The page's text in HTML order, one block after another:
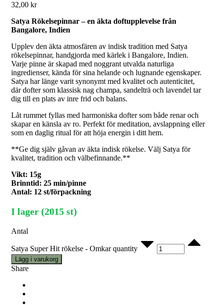
32,00 kr
Satya Rökelsepinnar – en äkta doftupplevelse från
Bangalore, Indien
Upplev den äkta atmosfären av indisk tradition med Satya
rökelsepinnar, handgjorda med kärlek i Bangalore, Indien.
Varje pinne är skapad med noggrant utvalda naturliga
ingredienser, kända för sina helande och lugnande egenskaper.
Satya har länge varit synonymt med kvalitet och autenticitet,
där dofter som klassisk nag champa, sandelträ och lavendel tar
dig till en plats av inre frid och balans.
Låt rummet fyllas med harmoniska dofter som både renar och
skapar en känsla av ro. Perfekt för meditation, avslappning eller
som en daglig ritual för att höja energin i ditt hem.
**Ge dig själv gåvan av äkta indisk rökelse. Välj Satya för
kvalitet, tradition och välbefinnande.**
Vikt: 15g
Brinntid: 25 min/pinne
Antal: 12 st/förpackning
I lager (2015 st)
Antal
Satya Super Hit rökelse - Omkar quantity
Lägg i varukorg
Share